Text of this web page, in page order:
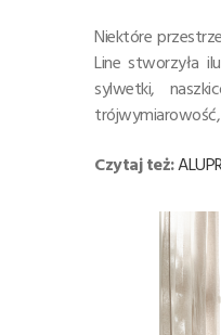
Niektóre
Line stworzyła
sylwetki,
Czytaj też: